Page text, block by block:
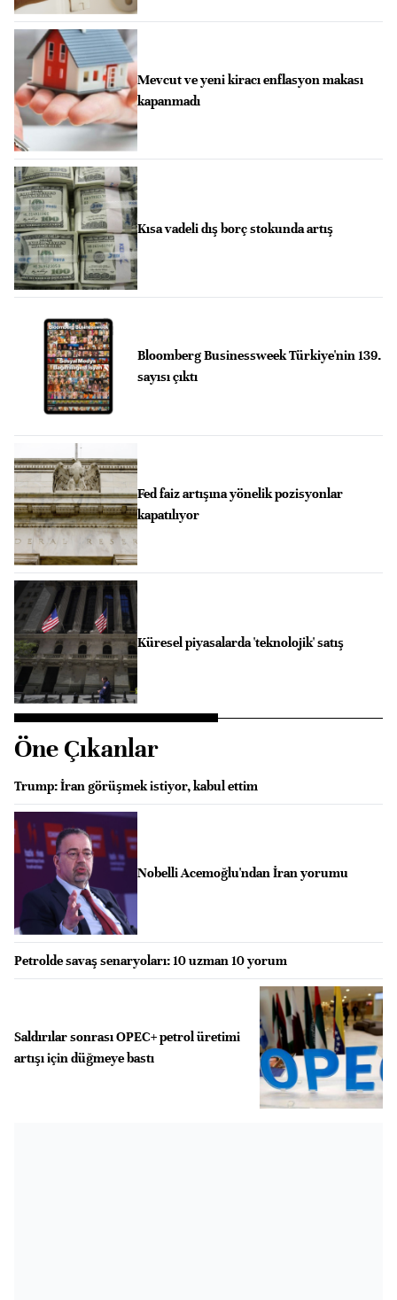
Mevcut ve yeni kiracı enflasyon makası
kapanmadı
Kısa vadeli dış borç stokunda artış
Bloomberg Businessweek Türkiye'nin 139.
sayısı çıktı
Fed faiz artışına yönelik pozisyonlar
kapatılıyor
Küresel piyasalarda 'teknolojik' satış
Öne Çıkanlar
Trump: İran görüşmek istiyor, kabul ettim
Nobelli Acemoğlu'ndan İran yorumu
Petrolde savaş senaryoları: 10 uzman 10 yorum
Saldırılar sonrası OPEC+ petrol üretimi
artışı için düğmeye bastı